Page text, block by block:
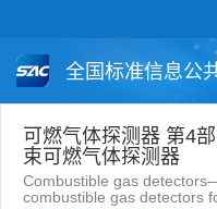
全国标准信息公
国家标准
团体标准
可燃气体探测器 第4
束可燃气体探测器
Combustible gas
combustible gas detectors